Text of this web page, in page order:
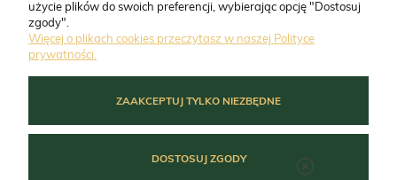
MOJE KONTO
użycie plików do swoich preferencji, wybierając opcję "Dostosuj
zgody".
Więcej o plikach cookies przeczytasz w naszej Polityce
prywatności.
ZAAKCEPTUJ TYLKO NIEZBĘDNE
DOSTOSUJ ZGODY